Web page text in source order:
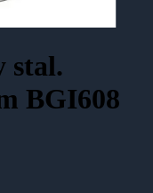
stal.
BGI608